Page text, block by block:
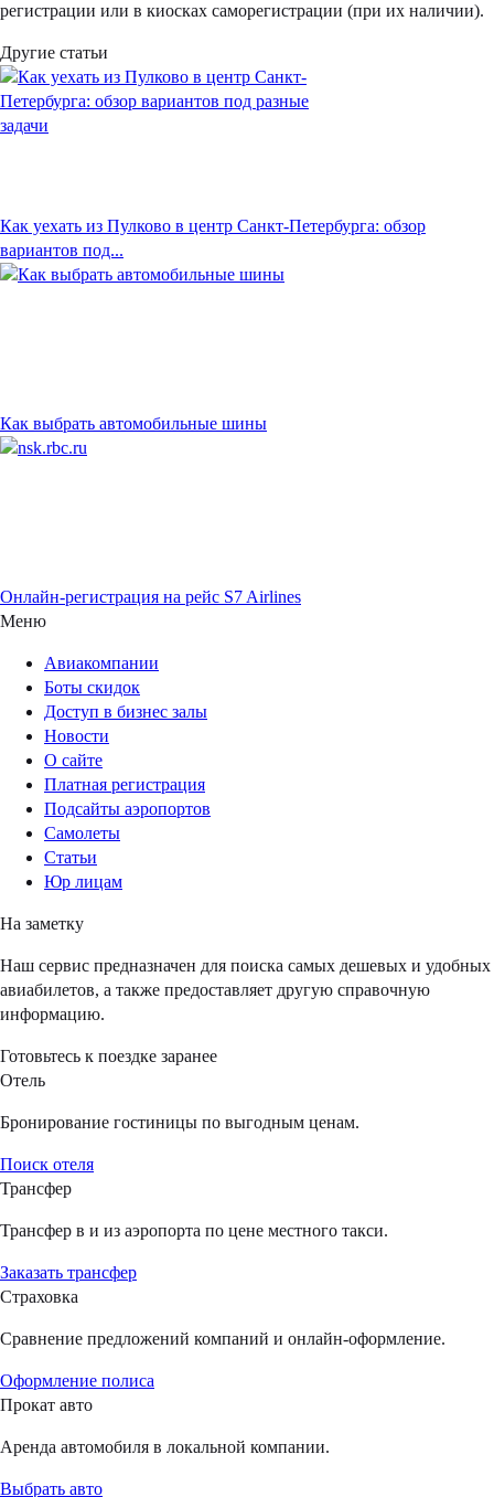
регистрации или в киосках саморегистрации (при их наличии).
Другие статьи
Как уехать из Пулково в центр Санкт-Петербурга: обзор
вариантов под...
Как выбрать автомобильные шины
Онлайн-регистрация на рейс S7 Airlines
Меню
Авиакомпании
Боты скидок
Доступ в бизнес залы
Новости
О сайте
Платная регистрация
Подсайты аэропортов
Самолеты
Статьи
Юр лицам
На заметку
Наш сервис предназначен для поиска самых дешевых и удобных
авиабилетов, а также предоставляет другую справочную
информацию.
Готовьтесь к поездке заранее
Отель
Бронирование гостиницы по выгодным ценам.
Поиск отеля
Трансфер
Трансфер в и из аэропорта по цене местного такси.
Заказать трансфер
Страховка
Сравнение предложений компаний и онлайн-оформление.
Оформление полиса
Прокат авто
Аренда автомобиля в локальной компании.
Выбрать авто